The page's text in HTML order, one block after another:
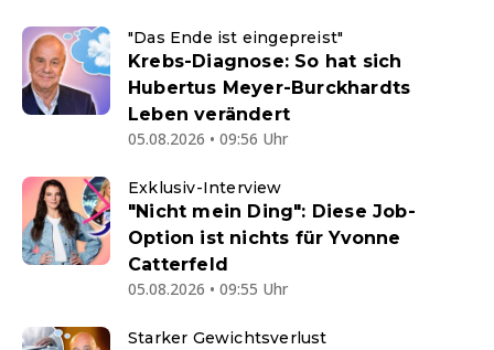
"Das Ende ist eingepreist"
Krebs-Diagnose: So hat sich
Hubertus Meyer-Burckhardts
Leben verändert
05.08.2026 • 09:56 Uhr
Exklusiv-Interview
"Nicht mein Ding": Diese Job-
Option ist nichts für Yvonne
Catterfeld
05.08.2026 • 09:55 Uhr
Starker Gewichtsverlust